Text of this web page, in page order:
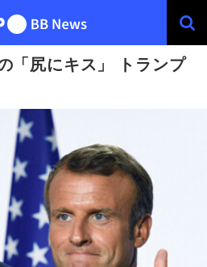
「尻にキス」 トランプ